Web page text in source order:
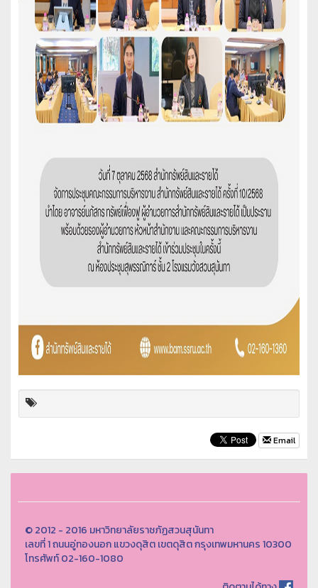
Email
© 2012 - 2016 มหาวิทยาลัยราชภัฏสวนสุนันทา
เลขที่ 1 ถนนอู่ทองนอก แขวงดุสิต เขตดุสิต กรุงเทพมหานคร 10300
โทรศัพท์ 02-160-1080